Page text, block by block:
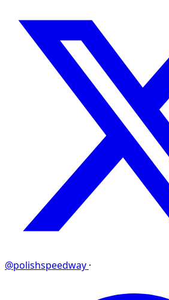
@polishspeedway ·